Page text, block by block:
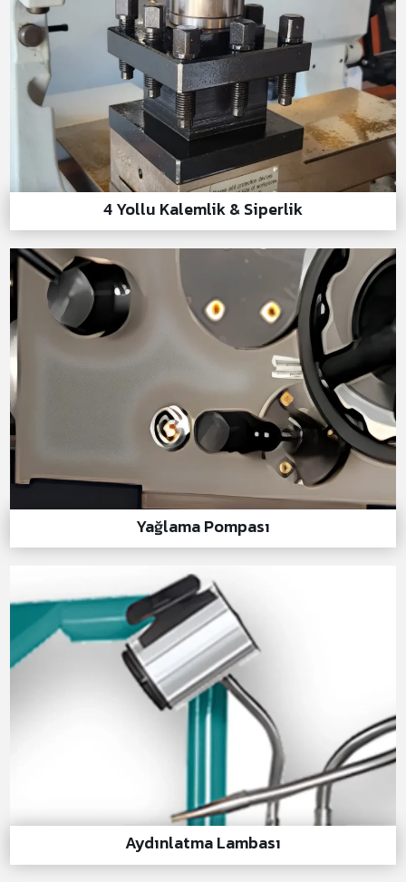
4 Yollu Kalemlik & Siperlik
Yağlama Pompası
Aydınlatma Lambası